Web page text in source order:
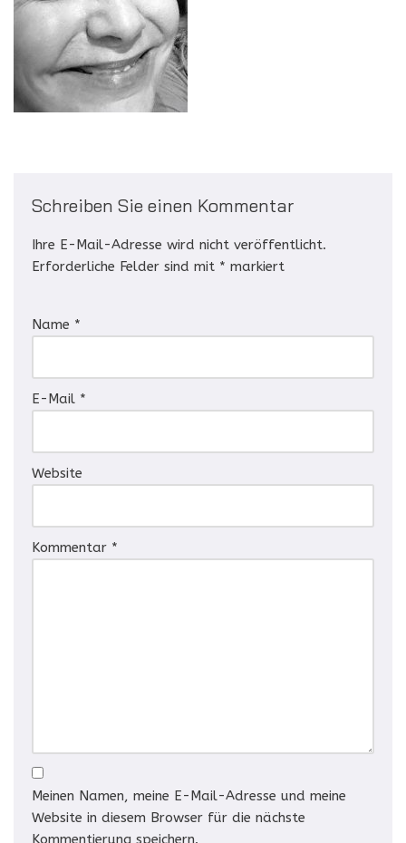
Schreiben Sie einen Kommentar
Ihre E-Mail-Adresse wird nicht veröffentlicht.
Erforderliche Felder sind mit * markiert
Name *
E-Mail *
Website
Kommentar *
Meinen Namen, meine E-Mail-Adresse und meine
Website in diesem Browser für die nächste
Kommentierung speichern.